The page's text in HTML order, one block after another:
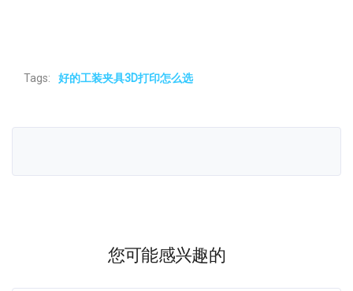
Tags: 好的工装夹具3D打印怎么选
您可能感兴趣的